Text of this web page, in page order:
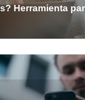
Herramienta